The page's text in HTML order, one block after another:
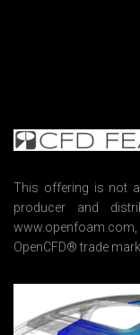
e
n
*
This offering is not
producer and
OpenCFD® trade